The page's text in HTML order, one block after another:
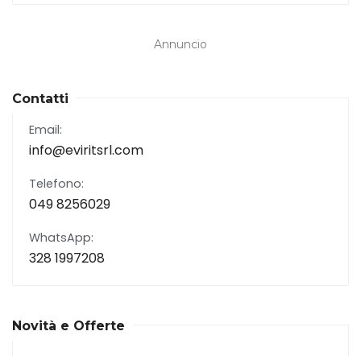
Annuncio
Contatti
Email:
info@eviritsrl.com
Telefono:
049 8256029
WhatsApp:
328 1997208
Novità e Offerte